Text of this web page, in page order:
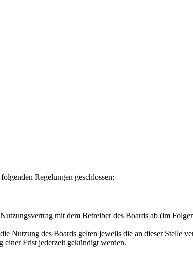
Regelungen geschlossen:
mit dem Betreiber des Boards ab (im
Nutzung des Boards gelten jeweils die an dieser Stelle
einer Frist jederzeit gekündigt werden.